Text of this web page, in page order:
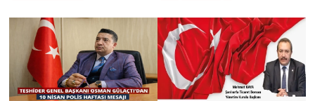
MESAJI
AKGÜN `DEN 10
NİSAN POLİS
HAFTASI MESAJI